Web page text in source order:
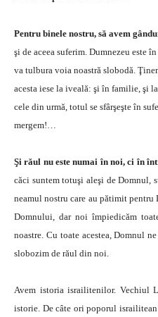
Pentru binele nostru, să avem
şi de aceea suferim. Dumnezeu este
va tulbura voia noastră slobodă.
acesta iese la iveală: şi în familie, şi
cele din urmă, totul se sfârşeşte în
mergem!…
Şi răul nu este numai în noi, ci în
căci suntem totuşi aleşi de Domnul,
neamul nostru care au pătimit
Domnului, dar noi împiedicăm
noastre. Cu toate acestea, Domnul
slobozim de răul din noi.
Avem istoria israilitenilor. Vechiul
istorie. De câte ori poporul